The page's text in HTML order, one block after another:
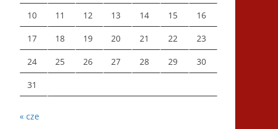
10 11 12 13 14 15 16
17 18 19 20 21 22 23
24 25 26 27 28 29 30
31
« cze